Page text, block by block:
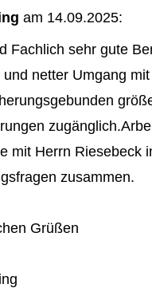
am 14.09.2025:
Fachlich sehr gute
netter Umgang
mit Herrn Riesebeck
zusammen.
Grüßen